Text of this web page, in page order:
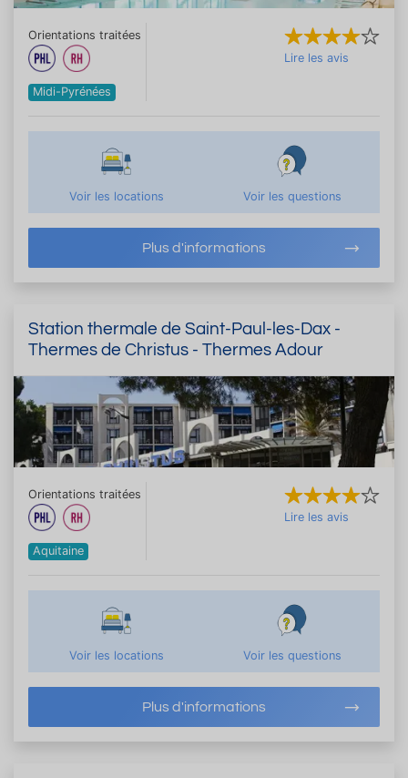
Orientations traitées
Midi-Pyrénées
Lire les avis
Voir les locations Voir les questions
Plus d'informations
Station thermale de Saint-Paul-les-Dax -
Thermes de Christus - Thermes Adour
Orientations traitées
Aquitaine
Lire les avis
Voir les locations Voir les questions
Plus d'informations